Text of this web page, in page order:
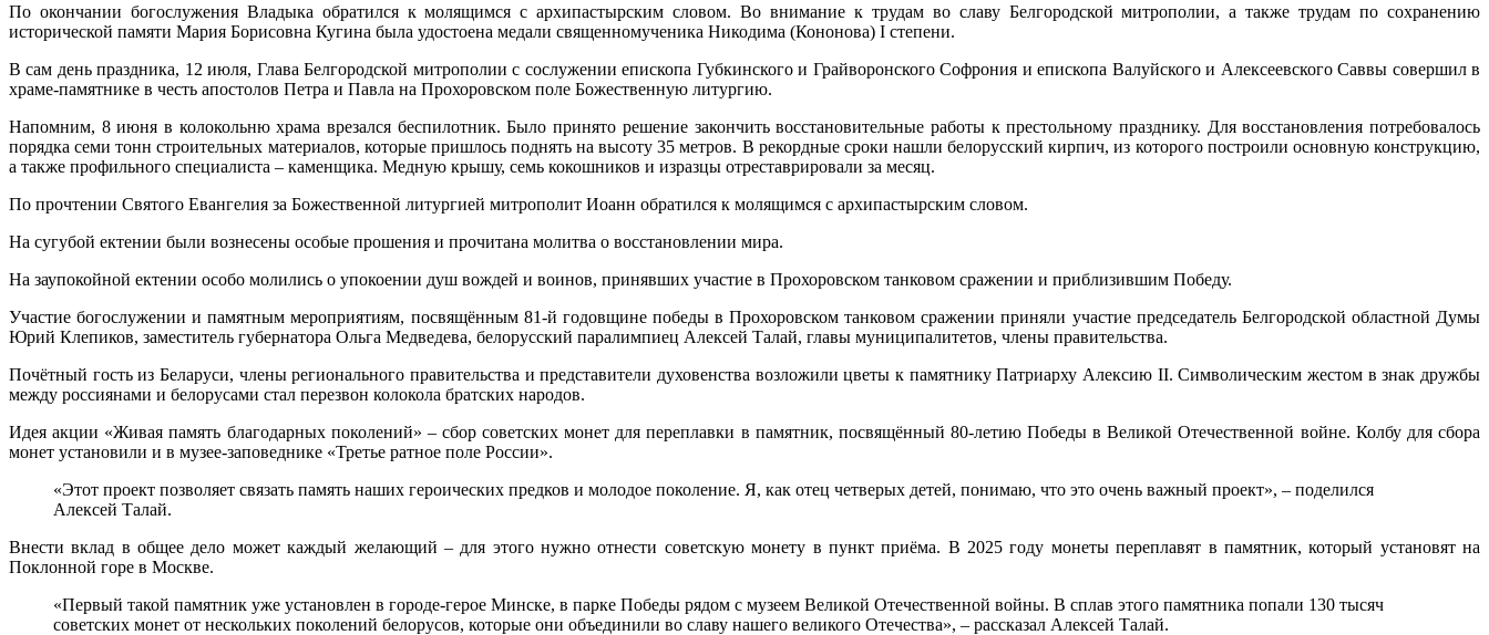
По окончании богослужения Владыка обратился к молящимся с архипастырским словом. Во внимание к трудам во славу Белгородской митрополии, а также трудам по сохранению
исторической памяти Мария Борисовна Кугина была удостоена медали священномученика Никодима (Кононова) I степени.
В сам день праздника, 12 июля, Глава Белгородской митрополии с сослужении епископа Губкинского и Грайворонского Софрония и епископа Валуйского и Алексеевского Саввы совершил в
храме-памятнике в честь апостолов Петра и Павла на Прохоровском поле Божественную литургию.
Напомним, 8 июня в колокольню храма врезался беспилотник. Было принято решение закончить восстановительные работы к престольному празднику. Для восстановления потребовалось
порядка семи тонн строительных материалов, которые пришлось поднять на высоту 35 метров. В рекордные сроки нашли белорусский кирпич, из которого построили основную конструкцию,
а также профильного специалиста – каменщика. Медную крышу, семь кокошников и изразцы отреставрировали за месяц.
По прочтении Святого Евангелия за Божественной литургией митрополит Иоанн обратился к молящимся с архипастырским словом.
На сугубой ектении были вознесены особые прошения и прочитана молитва о восстановлении мира.
На заупокойной ектении особо молились о упокоении душ вождей и воинов, принявших участие в Прохоровском танковом сражении и приблизившим Победу.
Участие богослужении и памятным мероприятиям, посвящённым 81-й годовщине победы в Прохоровском танковом сражении приняли участие председатель Белгородской областной Думы
Юрий Клепиков, заместитель губернатора Ольга Медведева, белорусский паралимпиец Алексей Талай, главы муниципалитетов, члены правительства.
Почётный гость из Беларуси, члены регионального правительства и представители духовенства возложили цветы к памятнику Патриарху Алексию II. Символическим жестом в знак дружбы
между россиянами и белорусами стал перезвон колокола братских народов.
Идея акции «Живая память благодарных поколений» – сбор советских монет для переплавки в памятник, посвящённый 80-летию Победы в Великой Отечественной войне. Колбу для сбора
монет установили и в музее-заповеднике «Третье ратное поле России».
«Этот проект позволяет связать память наших героических предков и молодое поколение. Я, как отец четверых детей, понимаю, что это очень важный проект», – поделился
Алексей Талай.
Внести вклад в общее дело может каждый желающий – для этого нужно отнести советскую монету в пункт приёма. В 2025 году монеты переплавят в памятник, который установят на
Поклонной горе в Москве.
«Первый такой памятник уже установлен в городе-герое Минске, в парке Победы рядом с музеем Великой Отечественной войны. В сплав этого памятника попали 130 тысяч
советских монет от нескольких поколений белорусов, которые они объединили во славу нашего великого Отечества», – рассказал Алексей Талай.